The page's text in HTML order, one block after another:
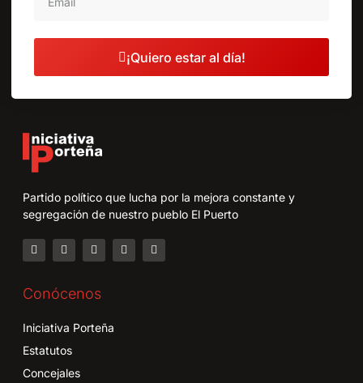
¡Quiero estar al día!
Partido político que lucha por la mejora constante y
segregación de nuestro pueblo El Puerto
Conócenos
Iniciativa Porteña
Estatutos
Concejales